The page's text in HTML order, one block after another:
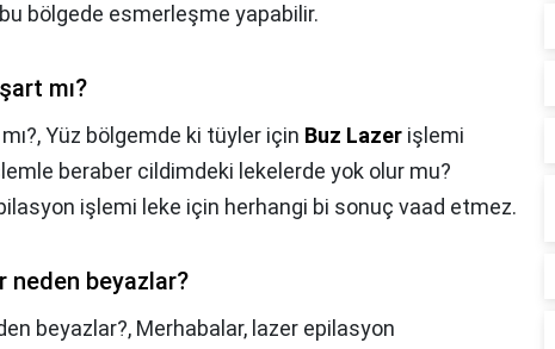
bölgede esmerleşme yapabilir.
mı?
Yüz bölgemde ki tüyler için Buz Lazer işlemi
beraber cildimdeki lekelerde yok olur mu?
işlemi leke için herhangi bi sonuç vaad etmez.
neden beyazlar?
beyazlar?, Merhabalar, lazer epilasyon